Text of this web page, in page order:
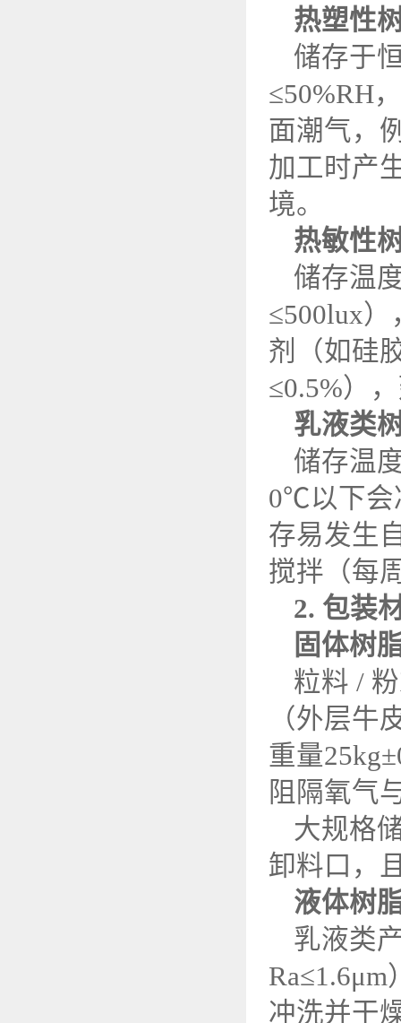
热塑性
储存于
≤50%RH
面潮气，
加工时产
境。
热敏性
储存温
≤500lux）
剂（如硅
≤0.5%）
乳液类
储存温
0℃以下会
存易发生
搅拌（每
2. 包装
固体树
粒料 /
（外层牛
重量25kg±
阻隔氧气
大规格
卸料口，
液体树
乳液类
Ra≤1.6μm
冲洗并干